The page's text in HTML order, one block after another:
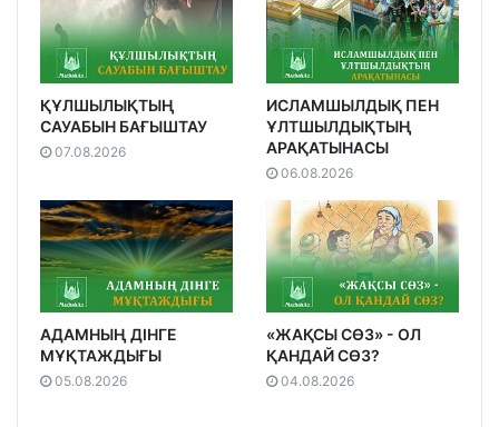
ҚҰЛШЫЛЫҚТЫҢ
САУАБЫН БАҒЫШТАУ
07.08.2026
ИСЛАМШЫЛДЫҚ ПЕН
ҰЛТШЫЛДЫҚТЫҢ
АРАҚАТЫНАСЫ
06.08.2026
АДАМНЫҢ ДІНГЕ
МҰҚТАЖДЫҒЫ
05.08.2026
«ЖАҚСЫ СӨЗ» - ОЛ
ҚАНДАЙ СӨЗ?
04.08.2026